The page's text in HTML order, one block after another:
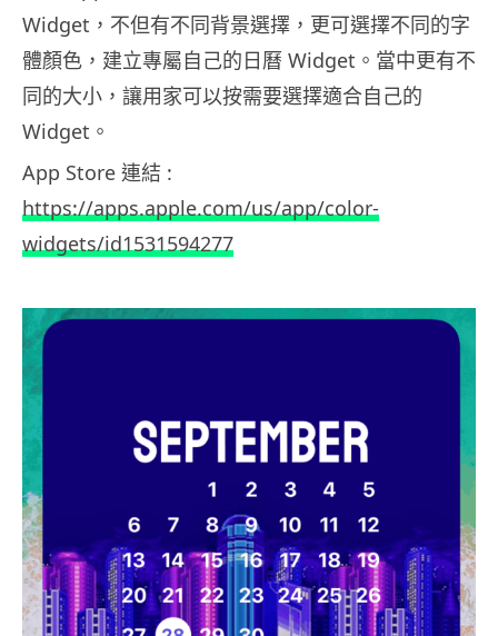
Widget，不但有不同背景選擇，更可選擇不同的字
體顏色，建立專屬自己的日曆 Widget。當中更有不
同的大小，讓用家可以按需要選擇適合自己的
Widget。
App Store 連結 :
https://apps.apple.com/us/app/color-
widgets/id1531594277